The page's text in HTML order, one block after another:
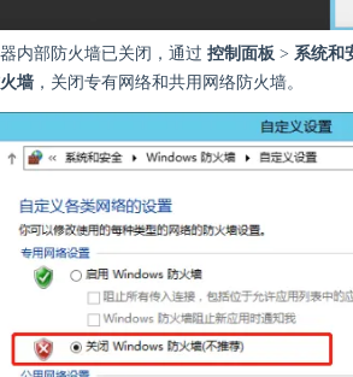
内部防火墙已关闭，通过 控制面板 > 系统和
墙 ，关闭专有网络和共用网络防火墙。